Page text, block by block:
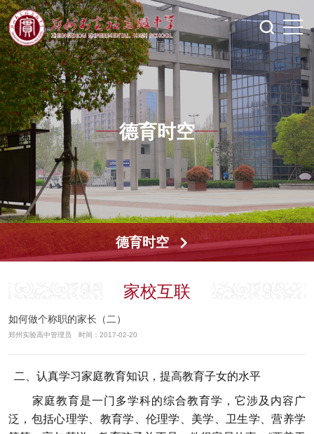
德育时空
德育时空
家校互联
如何做个称职的家长（二）
郑州实验高中管理员 时间：2017-02-20
二、认真学习家庭教育知识，提高教育子女的水平
家庭教育是一门多学科的综合教育学，它涉及内容广
泛，包括心理学、教育学、伦理学、美学、卫生学、营养学